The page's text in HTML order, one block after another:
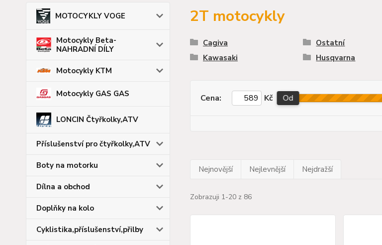
MOTOCYKLY VOGE
Motocykly Beta-
NAHRADNÍ DÍLY
Motocykly KTM
Motocykly GAS GAS
LONCIN Čtyřkolky,ATV
Příslušenství pro čtyřkolky,ATV
Boty na motorku
Dílna a obchod
Doplňky na kolo
Cyklistika,příslušenství,přilby
2T motocykly
Cagiva Ostatní
Kawasaki
Husqvarna
Cena: Kč Od
Nejnovější Nejlevnější Nejdražší
Zobrazuji 1-20 z 86